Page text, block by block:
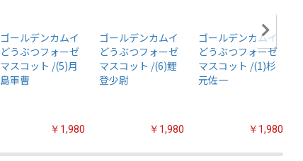
ゴールデンカムイ
どうぶつフォーゼ
マスコット /(5)月
島軍曹
￥1,980
ゴールデンカムイ
どうぶつフォーゼ
マスコット /(6)鯉
登少尉
￥1,980
ゴールデンカムイ
どうぶつフォーゼ
マスコット /(1)杉
元佐一
￥1,980